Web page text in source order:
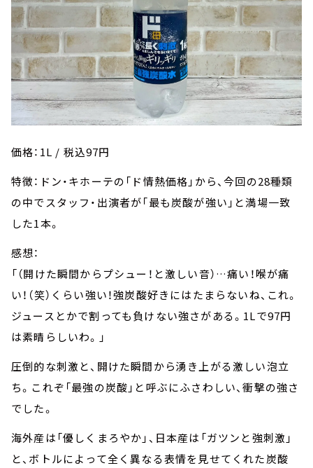
価格：1L / 税込97円
特徴：ドン・キホーテの「ド情熱価格」から、今回の28種類
の中でスタッフ・出演者が「最も炭酸が強い」と満場一致
した1本。
感想：
「（開けた瞬間からプシュー！と激しい音）…痛い！喉が痛
い！（笑）くらい強い！強炭酸好きにはたまらないね、これ。
ジュースとかで割っても負けない強さがある。1Lで97円
は素晴らしいわ。」
圧倒的な刺激と、開けた瞬間から湧き上がる激しい泡立
ち。これぞ「最強の炭酸」と呼ぶにふさわしい、衝撃の強さ
でした。
海外産は「優しくまろやか」、日本産は「ガツンと強刺激」
と、ボトルによって全く異なる表情を見せてくれた炭酸